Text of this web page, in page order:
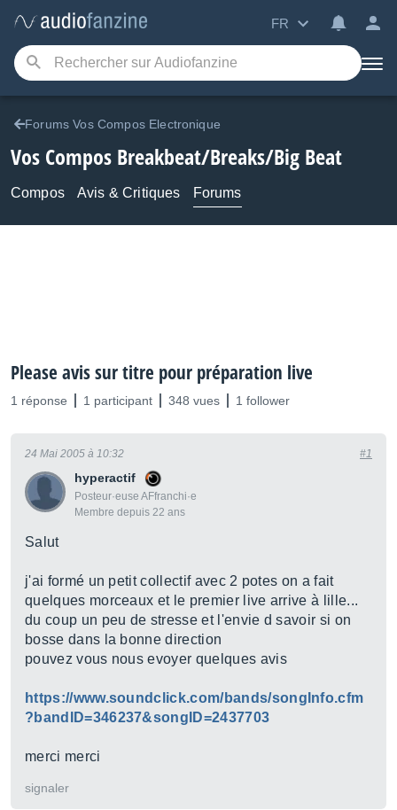
FR
Forums Vos Compos Electronique
Vos Compos Breakbeat/Breaks/Big Beat
Compos Avis & Critiques Forums
Please avis sur titre pour préparation live
1 réponse 1 participant 348 vues 1 follower
hyperactif
Posteur·euse AFfranchi·e
Membre depuis 22 ans
24 Mai 2005 à 10:32 #1
Salut
j'ai formé un petit collectif avec 2 potes on a fait
quelques morceaux et le premier live arrive à lille...
du coup un peu de stresse et l'envie d savoir si on
bosse dans la bonne direction
pouvez vous nous evoyer quelques avis
https://www.soundclick.com/bands/songInfo.cfm
?bandID=346237&songID=2437703
merci merci
signaler